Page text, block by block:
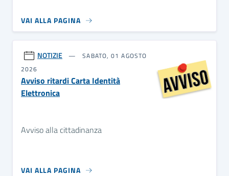
VAI ALLA PAGINA
NOTIZIE
SABATO, 01 AGOSTO
2026
Avviso ritardi Carta Identità
Elettronica
Avviso alla cittadinanza
VAI ALLA PAGINA